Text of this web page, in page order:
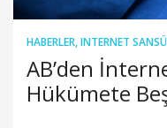
HABERLER,INTERNET
AB’den
Hükümete